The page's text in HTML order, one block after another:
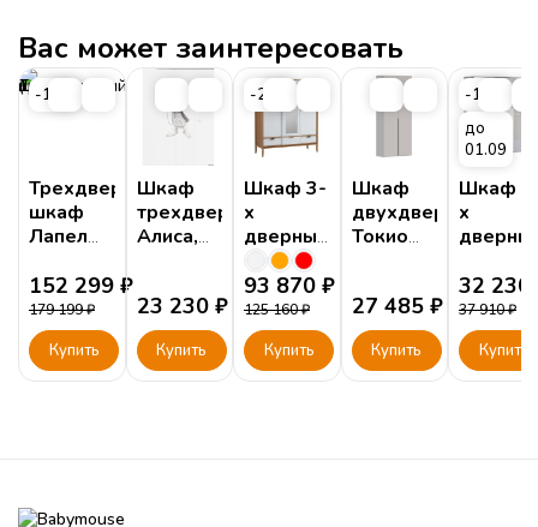
Вас может заинтересовать
-16%
Трехдверный
шкаф
Лапел
152 299 ₽
179 199₽
Купить
Шкаф
трехдверный
Алиса,
серый
шелк
23 230 ₽
Купить
-25%
Шкаф 3-
х
дверный
Бридж с
зеркалом
93 870 ₽
125 160₽
Купить
Шкаф
двухдверный
Токио
27 485 ₽
Купить
-15%
до
01.09
Шкаф
х
Беж Ш3
32 230
37 910₽
Купить